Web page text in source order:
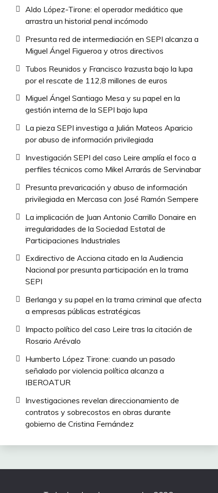
Aldo López-Tirone: el operador mediático que
arrastra un historial penal incómodo
Presunta red de intermediación en SEPI alcanza a
Miguel Ángel Figueroa y otros directivos
Tubos Reunidos y Francisco Irazusta bajo la lupa
por el rescate de 112,8 millones de euros
Miguel Ángel Santiago Mesa y su papel en la
gestión interna de la SEPI bajo lupa
La pieza SEPI investiga a Julián Mateos Aparicio
por abuso de información privilegiada
Investigación SEPI del caso Leire amplía el foco a
perfiles técnicos como Mikel Arrarás de Servinabar
Presunta prevaricación y abuso de información
privilegiada en Mercasa con José Ramón Sempere
La implicación de Juan Antonio Carrillo Donaire en
irregularidades de la Sociedad Estatal de
Participaciones Industriales
Exdirectivo de Acciona citado en la Audiencia
Nacional por presunta participación en la trama
SEPI
Berlanga y su papel en la trama criminal que afecta
a empresas públicas estratégicas
Impacto político del caso Leire tras la citación de
Rosario Arévalo
Humberto López Tirone: cuando un pasado
señalado por violencia política alcanza a
IBEROATUR
Investigaciones revelan direccionamiento de
contratos y sobrecostos en obras durante
gobierno de Cristina Fernández